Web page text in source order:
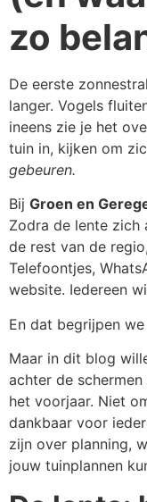
zo
De eerste
langer. Vogels
ineens zie je het
tuin in, kijken om
gebeuren.
Bij Groen en
Zodra de lente zich
de rest van de
Telefoontjes,
website. Iedereen
En dat begrijpen
Maar in dit blog
achter de
het voorjaar. Niet
dankbaar voor
zijn over planning,
jouw tuinplannen